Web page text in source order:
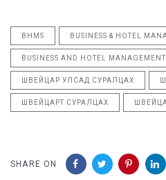
BHMS BUSINESS & HOTEL
BUSINESS AND HOTEL MANAGEMENT
ШВЕЙЦАР УЛСАД СУРАЛЦАХ
ШВЕЙЦАРТ СУРАЛЦАХ
SHARE ON